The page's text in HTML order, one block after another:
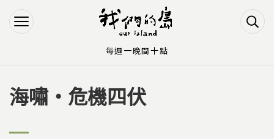
Jump to Navigation
Jump to Main content
您在這裡
海嘯‧危機四伏
每週一晚間十點